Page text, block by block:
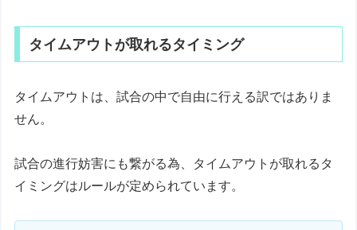
タイムアウトが取れるタイミング
タイムアウトは、試合の中で自由に行える訳ではありま
せん。
試合の進行妨害にも繋がる為、タイムアウトが取れるタ
イミングはルールが定められています。